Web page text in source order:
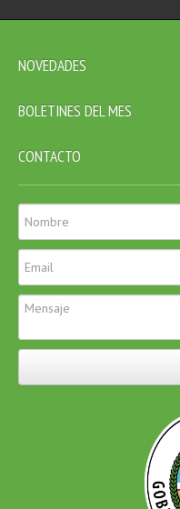
NOVEDADES
BOLETINES DEL MES
CONTACTO